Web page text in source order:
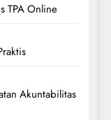
TPA Online
Akuntabilitas